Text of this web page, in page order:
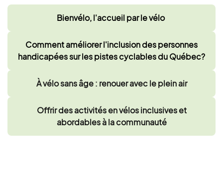
Bienvélo, l'accueil par le vélo
Comment améliorer l'inclusion des personnes
handicapées sur les pistes cyclables du Québec?
À vélo sans âge : renouer avec le plein air
Offrir des activités en vélos inclusives et
abordables à la communauté